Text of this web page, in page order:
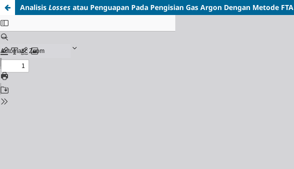
Analisis Losses atau Penguapan Pada Pengisian Gas Argon Dengan Metode